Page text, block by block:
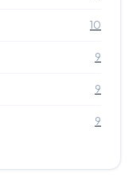
10
9
9
9